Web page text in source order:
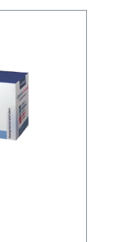
Idealbinde
Idealbinden